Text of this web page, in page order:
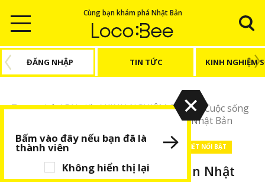
Cùng bạn khám phá Nhật Bản
ĐĂNG NHẬP TIN TỨC KINH NGHIỆM
Trang chủ/Bài viết/KINH NGHIỆM SỐNG/ Cuộc sống
Tìm hiểu thời trang mùa xuân Nhật Bản
KINH NGHIỆM SỐNG Cuộc sống Nhật Bản BÀI VIẾT NỔI BẬT
Tìm hiểu thời trang mùa xuân Nhật
Không hiển thị lại
Bấm vào đây nếu bạn đã là
thành viên